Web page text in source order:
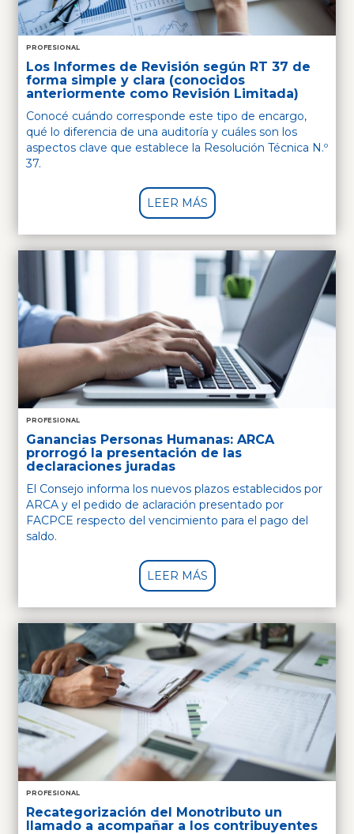
PROFESIONAL
Los Informes de Revisión según RT 37 de
forma simple y clara (conocidos
anteriormente como Revisión Limitada)
Conocé cuándo corresponde este tipo de encargo,
qué lo diferencia de una auditoría y cuáles son los
aspectos clave que establece la Resolución Técnica N.º
37.
LEER MÁS
PROFESIONAL
Ganancias Personas Humanas: ARCA
prorrogó la presentación de las
declaraciones juradas
El Consejo informa los nuevos plazos establecidos por
ARCA y el pedido de aclaración presentado por
FACPCE respecto del vencimiento para el pago del
saldo.
LEER MÁS
PROFESIONAL
Recategorización del Monotributo un
llamado a acompañar a los contribuyentes